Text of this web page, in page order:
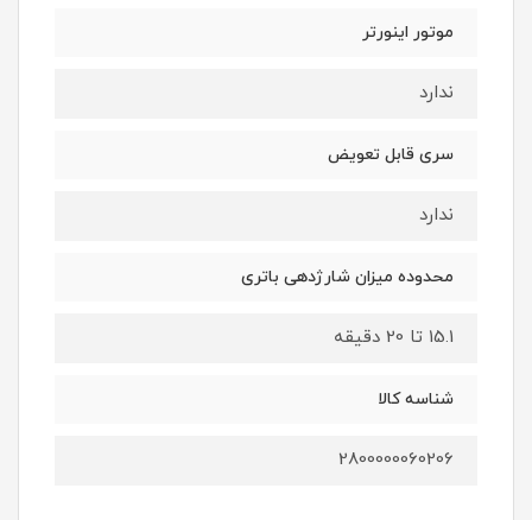
موتور اینورتر
ندارد
سری قابل تعویض
ندارد
محدوده میزان شارژدهی باتری
15.1 تا 20 دقیقه
شناسه کالا
2800000060206